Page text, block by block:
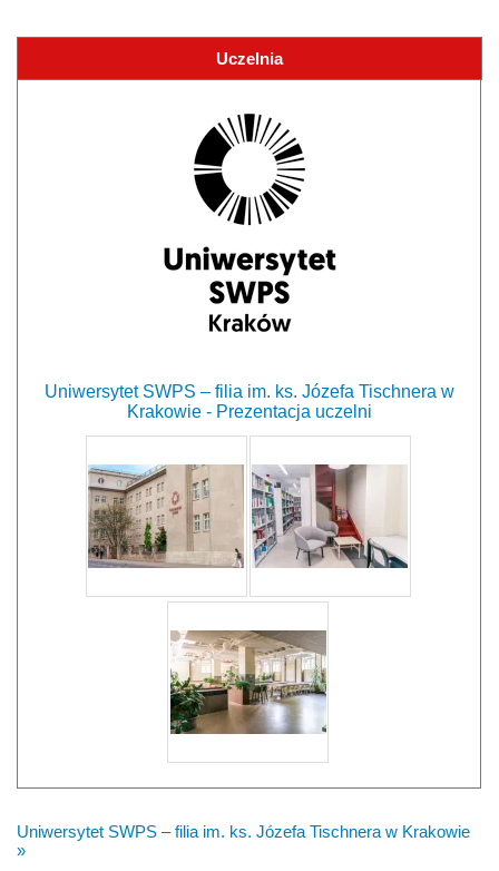
Uczelnia
Uniwersytet SWPS – filia im. ks. Józefa Tischnera w
Krakowie - Prezentacja uczelni
Uniwersytet SWPS – filia im. ks. Józefa Tischnera w Krakowie
»